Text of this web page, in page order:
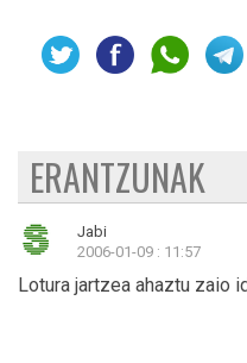
ERANTZUNAK
Jabi
2006-01-09 : 11:57
Lotura jartzea ahaztu zaio